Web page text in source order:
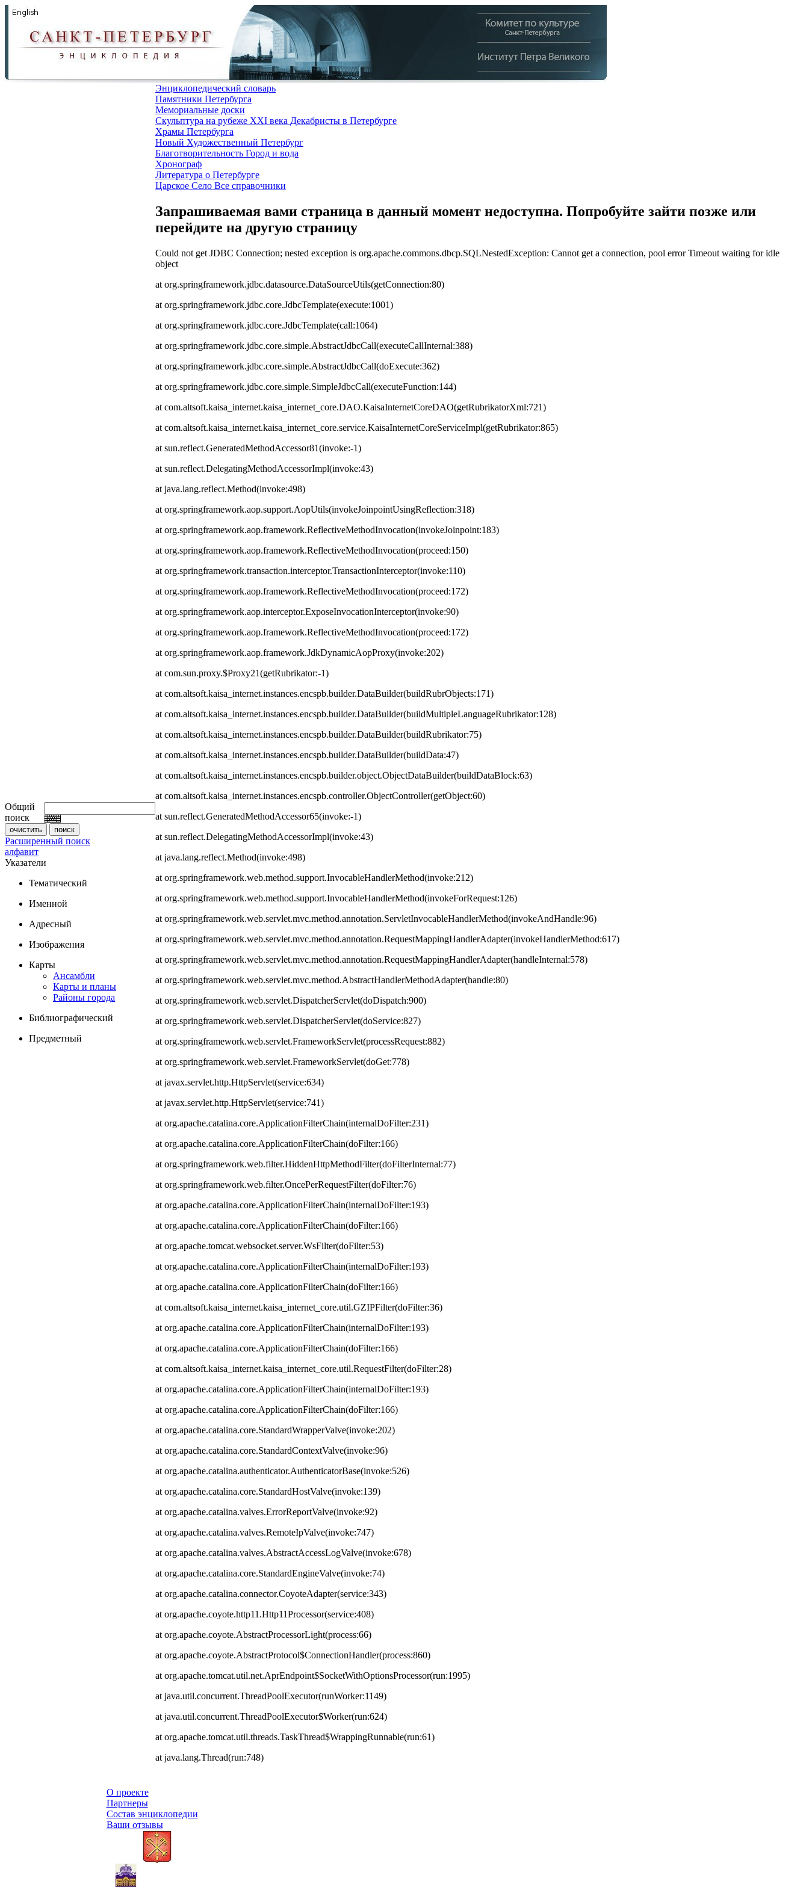
Общий
поиск
Расширенный поиск
алфавит
Указатели
Тематический
Именной
Адресный
Изображения
Карты
Ансамбли
Карты и планы
Районы города
Библиографический
Предметный
Энциклопедический словарь
Памятники Петербурга
Мемориальные доски
Скульптура на рубеже XXI века Декабристы в Петербурге
Храмы Петербурга
Новый Художественный Петербург
Благотворительность Город и вода
Хронограф
Литература о Петербурге
Царское Село Все справочники
Запрашиваемая вами страница в данный момент недоступна. Попробуйте зайти позже или
перейдите на другую страницу
Could not get JDBC Connection; nested exception is org.apache.commons.dbcp.SQLNestedException: Cannot get a connection, pool error Timeout waiting for idle
object
at org.springframework.jdbc.datasource.DataSourceUtils(getConnection:80)
at org.springframework.jdbc.core.JdbcTemplate(execute:1001)
at org.springframework.jdbc.core.JdbcTemplate(call:1064)
at org.springframework.jdbc.core.simple.AbstractJdbcCall(executeCallInternal:388)
at org.springframework.jdbc.core.simple.AbstractJdbcCall(doExecute:362)
at org.springframework.jdbc.core.simple.SimpleJdbcCall(executeFunction:144)
at com.altsoft.kaisa_internet.kaisa_internet_core.DAO.KaisaInternetCoreDAO(getRubrikatorXml:721)
at com.altsoft.kaisa_internet.kaisa_internet_core.service.KaisaInternetCoreServiceImpl(getRubrikator:865)
at sun.reflect.GeneratedMethodAccessor81(invoke:-1)
at sun.reflect.DelegatingMethodAccessorImpl(invoke:43)
at java.lang.reflect.Method(invoke:498)
at org.springframework.aop.support.AopUtils(invokeJoinpointUsingReflection:318)
at org.springframework.aop.framework.ReflectiveMethodInvocation(invokeJoinpoint:183)
at org.springframework.aop.framework.ReflectiveMethodInvocation(proceed:150)
at org.springframework.transaction.interceptor.TransactionInterceptor(invoke:110)
at org.springframework.aop.framework.ReflectiveMethodInvocation(proceed:172)
at org.springframework.aop.interceptor.ExposeInvocationInterceptor(invoke:90)
at org.springframework.aop.framework.ReflectiveMethodInvocation(proceed:172)
at org.springframework.aop.framework.JdkDynamicAopProxy(invoke:202)
at com.sun.proxy.$Proxy21(getRubrikator:-1)
at com.altsoft.kaisa_internet.instances.encspb.builder.DataBuilder(buildRubrObjects:171)
at com.altsoft.kaisa_internet.instances.encspb.builder.DataBuilder(buildMultipleLanguageRubrikator:128)
at com.altsoft.kaisa_internet.instances.encspb.builder.DataBuilder(buildRubrikator:75)
at com.altsoft.kaisa_internet.instances.encspb.builder.DataBuilder(buildData:47)
at com.altsoft.kaisa_internet.instances.encspb.builder.object.ObjectDataBuilder(buildDataBlock:63)
at com.altsoft.kaisa_internet.instances.encspb.controller.ObjectController(getObject:60)
at sun.reflect.GeneratedMethodAccessor65(invoke:-1)
at sun.reflect.DelegatingMethodAccessorImpl(invoke:43)
at java.lang.reflect.Method(invoke:498)
at org.springframework.web.method.support.InvocableHandlerMethod(invoke:212)
at org.springframework.web.method.support.InvocableHandlerMethod(invokeForRequest:126)
at org.springframework.web.servlet.mvc.method.annotation.ServletInvocableHandlerMethod(invokeAndHandle:96)
at org.springframework.web.servlet.mvc.method.annotation.RequestMappingHandlerAdapter(invokeHandlerMethod:617)
at org.springframework.web.servlet.mvc.method.annotation.RequestMappingHandlerAdapter(handleInternal:578)
at org.springframework.web.servlet.mvc.method.AbstractHandlerMethodAdapter(handle:80)
at org.springframework.web.servlet.DispatcherServlet(doDispatch:900)
at org.springframework.web.servlet.DispatcherServlet(doService:827)
at org.springframework.web.servlet.FrameworkServlet(processRequest:882)
at org.springframework.web.servlet.FrameworkServlet(doGet:778)
at javax.servlet.http.HttpServlet(service:634)
at javax.servlet.http.HttpServlet(service:741)
at org.apache.catalina.core.ApplicationFilterChain(internalDoFilter:231)
at org.apache.catalina.core.ApplicationFilterChain(doFilter:166)
at org.springframework.web.filter.HiddenHttpMethodFilter(doFilterInternal:77)
at org.springframework.web.filter.OncePerRequestFilter(doFilter:76)
at org.apache.catalina.core.ApplicationFilterChain(internalDoFilter:193)
at org.apache.catalina.core.ApplicationFilterChain(doFilter:166)
at org.apache.tomcat.websocket.server.WsFilter(doFilter:53)
at org.apache.catalina.core.ApplicationFilterChain(internalDoFilter:193)
at org.apache.catalina.core.ApplicationFilterChain(doFilter:166)
at com.altsoft.kaisa_internet.kaisa_internet_core.util.GZIPFilter(doFilter:36)
at org.apache.catalina.core.ApplicationFilterChain(internalDoFilter:193)
at org.apache.catalina.core.ApplicationFilterChain(doFilter:166)
at com.altsoft.kaisa_internet.kaisa_internet_core.util.RequestFilter(doFilter:28)
at org.apache.catalina.core.ApplicationFilterChain(internalDoFilter:193)
at org.apache.catalina.core.ApplicationFilterChain(doFilter:166)
at org.apache.catalina.core.StandardWrapperValve(invoke:202)
at org.apache.catalina.core.StandardContextValve(invoke:96)
at org.apache.catalina.authenticator.AuthenticatorBase(invoke:526)
at org.apache.catalina.core.StandardHostValve(invoke:139)
at org.apache.catalina.valves.ErrorReportValve(invoke:92)
at org.apache.catalina.valves.RemoteIpValve(invoke:747)
at org.apache.catalina.valves.AbstractAccessLogValve(invoke:678)
at org.apache.catalina.core.StandardEngineValve(invoke:74)
at org.apache.catalina.connector.CoyoteAdapter(service:343)
at org.apache.coyote.http11.Http11Processor(service:408)
at org.apache.coyote.AbstractProcessorLight(process:66)
at org.apache.coyote.AbstractProtocol$ConnectionHandler(process:860)
at org.apache.tomcat.util.net.AprEndpoint$SocketWithOptionsProcessor(run:1995)
at java.util.concurrent.ThreadPoolExecutor(runWorker:1149)
at java.util.concurrent.ThreadPoolExecutor$Worker(run:624)
at org.apache.tomcat.util.threads.TaskThread$WrappingRunnable(run:61)
at java.lang.Thread(run:748)
О проекте
Партнеры
Состав энциклопедии
Ваши отзывы